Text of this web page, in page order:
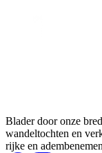
Blader door onze
wandeltochten en
rijke en